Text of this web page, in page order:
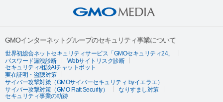
GMOインターネットグループのセキュリティ事業について
世界初総合ネットセキュリティサービス「GMOセキュリティ24」
パスワード漏洩診断
Webサイトリスク診断
セキュリティ相談AIチャットボット
実在証明・盗聴対策
サイバー攻撃対策（GMOサイバーセキュリティ byイエラエ）
サイバー攻撃対策（GMO Flatt Security）
なりすまし対策
セキュリティ事業の軌跡